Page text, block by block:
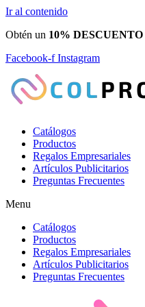
Ir al contenido
Obtén un 10% DESCUENTO
Facebook-f Instagram
Catálogos
Productos
Regalos Empresariales
Artículos Publicitarios
Preguntas Frecuentes
Menu
Catálogos
Productos
Regalos Empresariales
Artículos Publicitarios
Preguntas Frecuentes